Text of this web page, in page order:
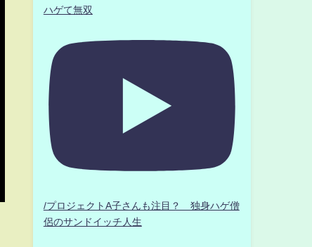
ハゲて無双
/プロジェクトA子さんも注目？ 独身ハゲ僧
侶のサンドイッチ人生